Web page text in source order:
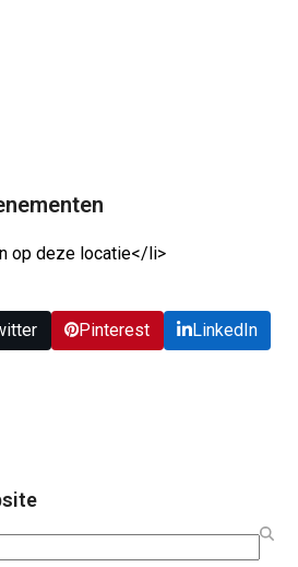
op deze locatie</li>
Pinterest
LinkedIn